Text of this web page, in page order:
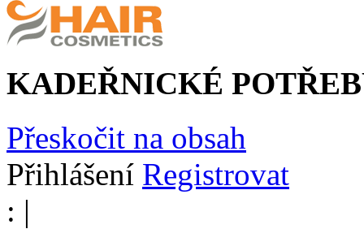
KADEŘNICKÉ
Přeskočit na obsah
Přihlášení Registrovat
: |